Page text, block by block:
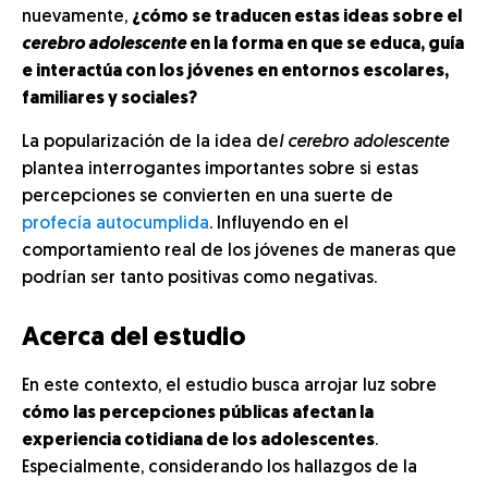
nuevamente, ¿cómo se traducen estas ideas sobre el
cerebro adolescenteen la forma en que se educa, guía
e interactúa con los jóvenes en entornos escolares,
familiares y sociales?
La popularización de la idea del cerebro adolescente
plantea interrogantes importantes sobre si estas
percepciones se convierten en una suerte de
profecía autocumplida. Influyendo en el
comportamiento real de los jóvenes de maneras que
podrían ser tanto positivas como negativas.
Acerca del estudio
En este contexto, el estudio busca arrojar luz sobre
cómo las percepciones públicas afectan la
experiencia cotidiana de los adolescentes.
Especialmente, considerando los hallazgos de la